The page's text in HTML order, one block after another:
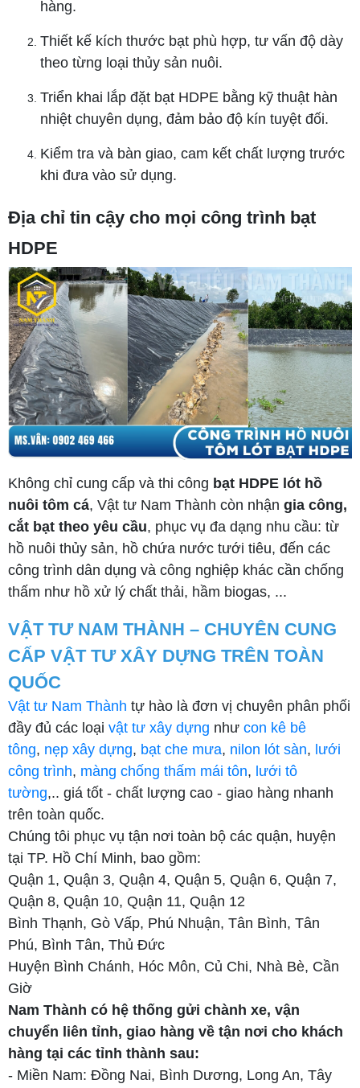
hàng.
Thiết kế kích thước bạt phù hợp, tư vấn độ dày
theo từng loại thủy sản nuôi.
Triển khai lắp đặt bạt HDPE bằng kỹ thuật hàn
nhiệt chuyên dụng, đảm bảo độ kín tuyệt đối.
Kiểm tra và bàn giao, cam kết chất lượng trước
khi đưa vào sử dụng.
Địa chỉ tin cậy cho mọi công trình bạt
HDPE
Không chỉ cung cấp và thi công bạt HDPE lót hồ
nuôi tôm cá, Vật tư Nam Thành còn nhận gia công,
cắt bạt theo yêu cầu, phục vụ đa dạng nhu cầu: từ
hồ nuôi thủy sản, hồ chứa nước tưới tiêu, đến các
công trình dân dụng và công nghiệp khác cần chống
thấm như hồ xử lý chất thải, hầm biogas, ...
VẬT TƯ NAM THÀNH – CHUYÊN CUNG
CẤP VẬT TƯ XÂY DỰNG TRÊN TOÀN
QUỐC
Vật tư Nam Thành tự hào là đơn vị chuyên phân phối
đầy đủ các loại vật tư xây dựng như con kê bê
tông, nẹp xây dựng, bạt che mưa, nilon lót sàn, lưới
công trình, màng chống thấm mái tôn, lưới tô
tường,.. giá tốt - chất lượng cao - giao hàng nhanh
trên toàn quốc.
Chúng tôi phục vụ tận nơi toàn bộ các quận, huyện
tại TP. Hồ Chí Minh, bao gồm:
Quận 1, Quận 3, Quận 4, Quận 5, Quận 6, Quận 7,
Quận 8, Quận 10, Quận 11, Quận 12
Bình Thạnh, Gò Vấp, Phú Nhuận, Tân Bình, Tân
Phú, Bình Tân, Thủ Đức
Huyện Bình Chánh, Hóc Môn, Củ Chi, Nhà Bè, Cần
Giờ
Nam Thành có hệ thống gửi chành xe, vận
chuyển liên tỉnh, giao hàng về tận nơi cho khách
hàng tại các tỉnh thành sau:
- Miền Nam: Đồng Nai, Bình Dương, Long An, Tây